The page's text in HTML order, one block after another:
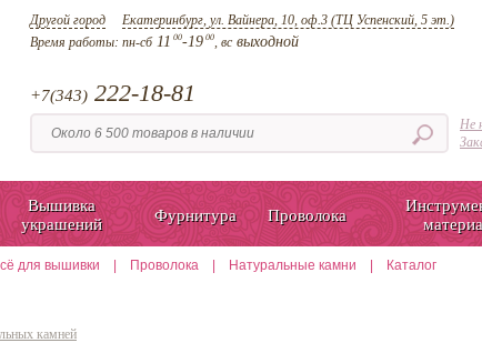
Другой город Екатеринбург, ул. Вайнера, 10, оф.3 (ТЦ Успенский, 5 эт.)
Время работы: пн-сб11 00-19 00, всвыходной
+7(343) 222-18-81
Не
Вышивка
украшений
Фурнитура Проволока
для вышивки Проволока Натуральные камни Каталог
камней